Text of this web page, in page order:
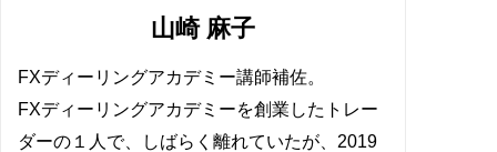
山崎 麻子
FXディーリングアカデミー講師補佐。
FXディーリングアカデミーを創業したトレー
ダーの１人で、しばらく離れていたが、2019